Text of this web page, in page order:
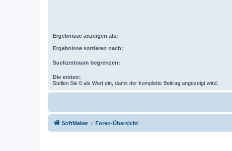
Ergebnisse anzeigen als:
Ergebnisse sortieren nach:
Suchzeitraum begrenzen:
Die ersten:
Stellen Sie 0 als Wert ein, damit der komplette Beitrag angezeigt wird.
SoftMaker Foren-Übersicht